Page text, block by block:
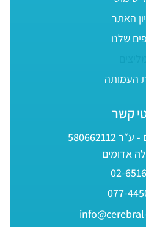
האתר
שלנו
העמותה
קשר
02-
077-